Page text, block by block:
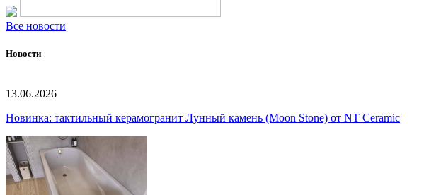
Все новости
Новости
13.06.2026
Новинка: тактильный керамогранит Лунный камень (Moon Stone) от NT Ceramic